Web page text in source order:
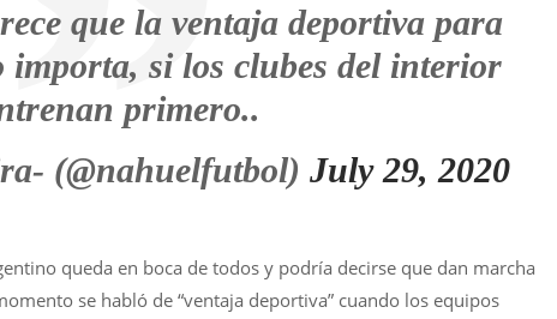
que la ventaja deportiva para
si los clubes del interior
primero..
(@nahuelfutbol)July 29, 2020
queda en boca de todos y podría decirse que dan marcha
se habló de “ventaja deportiva” cuando los equipos